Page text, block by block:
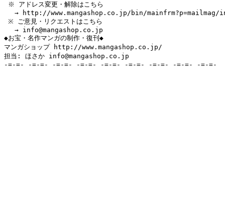
※ アドレス変更・解除はこちら
→ http://www.mangashop.co.jp/bin/mainfrm?p=mailmag/
※ ご意見・リクエストはこちら
→ info@mangashop.co.jp
◆お宝・名作マンガの制作・復刊◆
マンガショップ http://www.mangashop.co.jp/
担当: ほさか info@mangashop.co.jp
-=-=- -=-=- -=-=- -=-=- -=-=- -=-=- -=-=- -=-=- -=-=-